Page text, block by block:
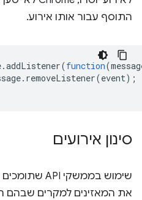
התוסף עבור אותו אירוע.
.addListener(function(
. removeListener(event);
סינון אירועים
שימוש בממשקי API שתומכים ב
את המאזינים למקרים שבהם